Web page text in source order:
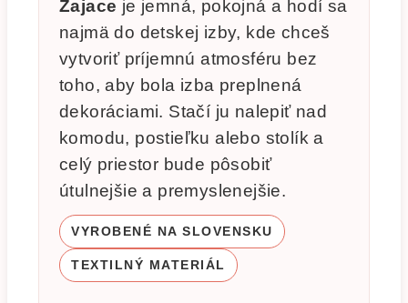
Zajace je jemná, pokojná a hodí sa
najmä do detskej izby, kde chceš
vytvoriť príjemnú atmosféru bez
toho, aby bola izba preplnená
dekoráciami. Stačí ju nalepiť nad
komodu, postieľku alebo stolík a
celý priestor bude pôsobiť
útulnejšie a premyslenejšie.
VYROBENÉ NA SLOVENSKU
TEXTILNÝ MATERIÁL